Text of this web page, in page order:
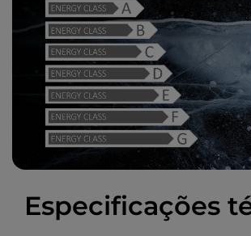
Especificações